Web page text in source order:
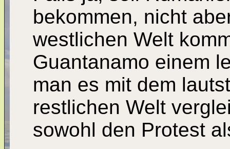
bekommen, nicht
westlichen Welt
Guantanamo einem
man es mit dem
restlichen Welt
sowohl den Protest